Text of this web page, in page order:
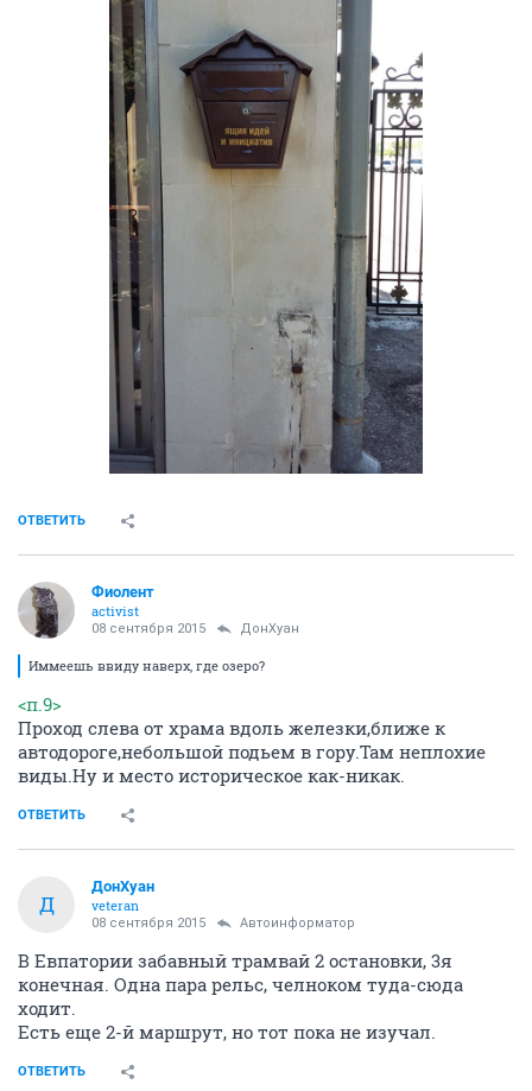
ОТВЕТИТЬ
Фиолент
activist
08 сентября 2015 ДонХуан
Иммеешь ввиду наверх, где озеро?
<п.9>
Проход слева от храма вдоль железки,ближе к
автодороге,небольшой подьем в гору.Там неплохие
виды.Ну и место историческое как-никак.
ОТВЕТИТЬ
Д
ДонХуан
veteran
08 сентября 2015 Автоинформатор
В Евпатории забавный трамвай 2 остановки, 3я
конечная. Одна пара рельс, челноком туда-сюда
ходит.
Есть еще 2-й маршрут, но тот пока не изучал.
ОТВЕТИТЬ